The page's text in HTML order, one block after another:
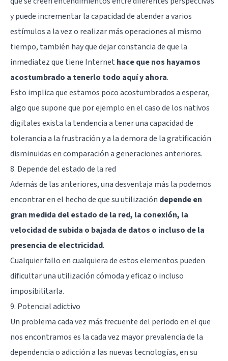
y puede incrementar la capacidad de atender a varios
estímulos a la vez o realizar más operaciones al mismo
tiempo, también hay que dejar constancia de que la
inmediatez que tiene Internet hace que nos hayamos
acostumbrado a tenerlo todo aquí y ahora.
Esto implica que estamos poco acostumbrados a esperar,
algo que supone que por ejemplo en el caso de los nativos
digitales exista la tendencia a tener una capacidad de
tolerancia a la frustración y a la demora de la gratificación
disminuidas en comparación a generaciones anteriores.
8. Depende del estado de la red
Además de las anteriores, una desventaja más la podemos
encontrar en el hecho de que su utilización depende en
gran medida del estado de la red, la conexión, la
velocidad de subida o bajada de datos o incluso de la
presencia de electricidad.
Cualquier fallo en cualquiera de estos elementos pueden
dificultar una utilización cómoda y eficaz o incluso
imposibilitarla.
9. Potencial adictivo
Un problema cada vez más frecuente del periodo en el que
nos encontramos es la cada vez mayor prevalencia de la
dependencia o adicción a las nuevas tecnologías, en su